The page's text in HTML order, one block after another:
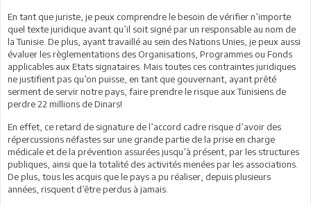
En tant que juriste, je peux comprendre le besoin de vérifier n’importe
quel texte juridique avant qu’il soit signé par un responsable au nom de
la Tunisie. De plus, ayant travaillé au sein des Nations Unies, je peux aussi
évaluer les règlementations des Organisations, Programmes ou Fonds
applicables aux Etats signataires. Mais toutes ces contraintes juridiques
ne justifient pas qu’on puisse, en tant que gouvernant, ayant prêté
serment de servir notre pays, faire prendre le risque aux Tunisiens de
perdre 22 millions de Dinars!
En effet, ce retard de signature de l’accord cadre risque d’avoir des
répercussions néfastes sur une grande partie de la prise en charge
médicale et de la prévention assurées jusqu’à présent, par les structures
publiques, ainsi que la totalité des activités menées par les associations.
De plus, tous les acquis que le pays a pu réaliser, depuis plusieurs
années, risquent d’être perdus à jamais.